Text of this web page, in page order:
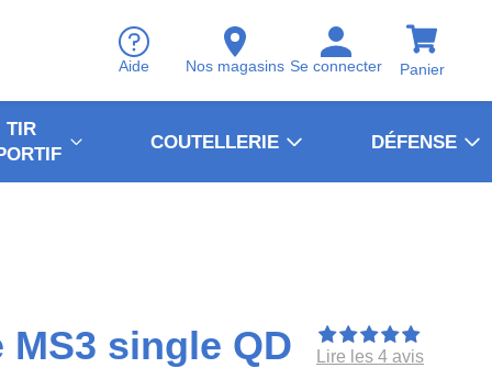
Aide Nos magasins Se connecter Panier
TIR
COUTELLERIE DÉFENSE
MS3 single QD
Lire les 4 avis